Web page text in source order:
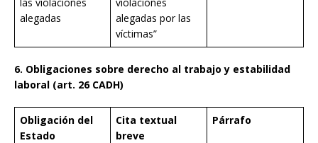
alegadas
alegadas por las
víctimas”
6. Obligaciones sobre derecho al trabajo y estabilidad
laboral (art. 26 CADH)
Obligación del
Estado
Cita textual
breve
Párrafo